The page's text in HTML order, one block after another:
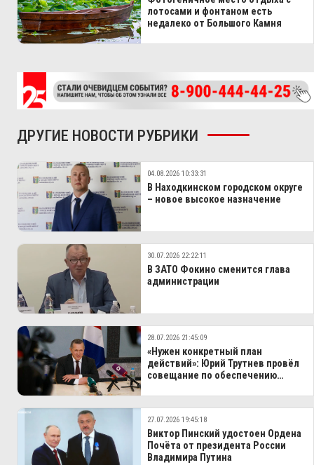
лотосами и фонтаном есть
недалеко от Большого Камня
ДРУГИЕ НОВОСТИ РУБРИКИ
04.08.2026 10:33:31
В Находкинском городском округе
– новое высокое назначение
30.07.2026 22:22:11
В ЗАТО Фокино сменится глава
администрации
28.07.2026 21:45:09
«Нужен конкретный план
действий»: Юрий Трутнев провёл
совещание по обеспечению
27.07.2026 19:45:18
Виктор Пинский удостоен Ордена
Почёта от президента России
Владимира Путина